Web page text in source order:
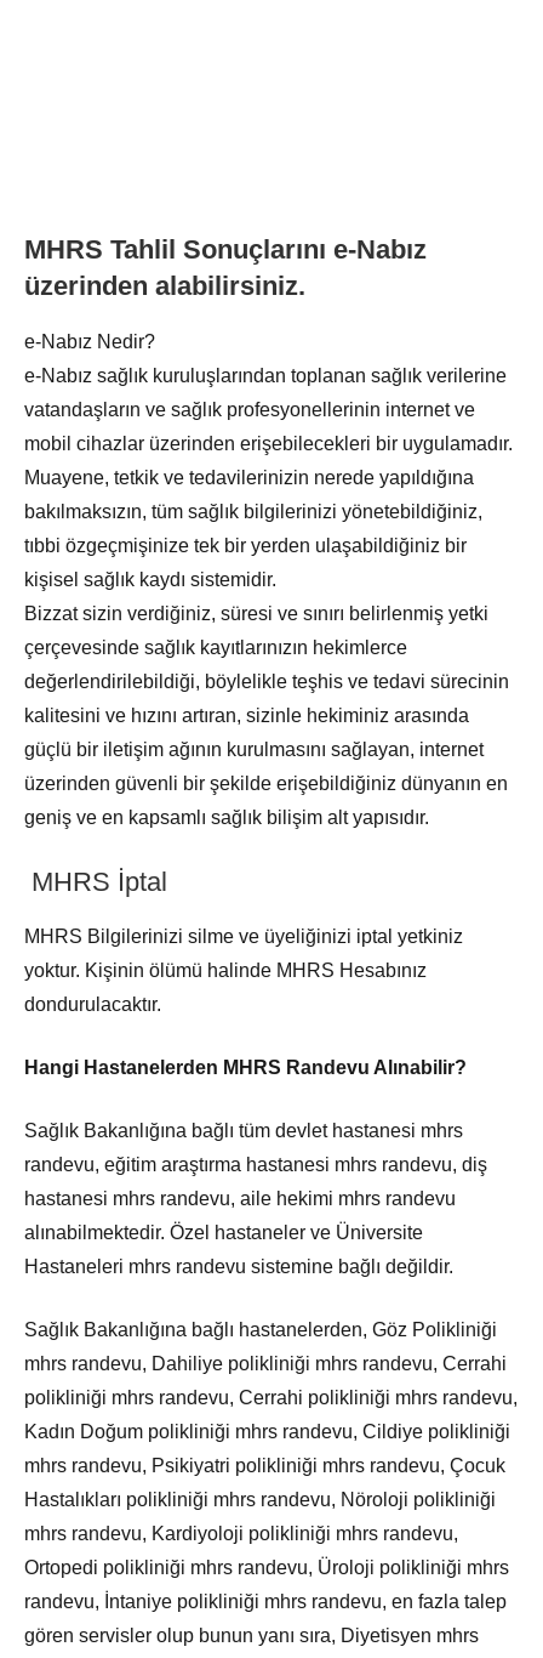
MHRS Tahlil Sonuçlarını e-Nabız
üzerinden alabilirsiniz.
e-Nabız Nedir?
e-Nabız sağlık kuruluşlarından toplanan sağlık verilerine
vatandaşların ve sağlık profesyonellerinin internet ve
mobil cihazlar üzerinden erişebilecekleri bir uygulamadır.
Muayene, tetkik ve tedavilerinizin nerede yapıldığına
bakılmaksızın, tüm sağlık bilgilerinizi yönetebildiğiniz,
tıbbi özgeçmişinize tek bir yerden ulaşabildiğiniz bir
kişisel sağlık kaydı sistemidir.
Bizzat sizin verdiğiniz, süresi ve sınırı belirlenmiş yetki
çerçevesinde sağlık kayıtlarınızın hekimlerce
değerlendirilebildiği, böylelikle teşhis ve tedavi sürecinin
kalitesini ve hızını artıran, sizinle hekiminiz arasında
güçlü bir iletişim ağının kurulmasını sağlayan, internet
üzerinden güvenli bir şekilde erişebildiğiniz dünyanın en
geniş ve en kapsamlı sağlık bilişim alt yapısıdır.
MHRS İptal
MHRS Bilgilerinizi silme ve üyeliğinizi iptal yetkiniz
yoktur. Kişinin ölümü halinde MHRS Hesabınız
dondurulacaktır.
Hangi Hastanelerden MHRS Randevu Alınabilir?
Sağlık Bakanlığına bağlı tüm devlet hastanesi mhrs
randevu, eğitim araştırma hastanesi mhrs randevu, diş
hastanesi mhrs randevu, aile hekimi mhrs randevu
alınabilmektedir. Özel hastaneler ve Üniversite
Hastaneleri mhrs randevu sistemine bağlı değildir.
Sağlık Bakanlığına bağlı hastanelerden, Göz Polikliniği
mhrs randevu, Dahiliye polikliniği mhrs randevu, Cerrahi
polikliniği mhrs randevu, Cerrahi polikliniği mhrs randevu,
Kadın Doğum polikliniği mhrs randevu, Cildiye polikliniği
mhrs randevu, Psikiyatri polikliniği mhrs randevu, Çocuk
Hastalıkları polikliniği mhrs randevu, Nöroloji polikliniği
mhrs randevu, Kardiyoloji polikliniği mhrs randevu,
Ortopedi polikliniği mhrs randevu, Üroloji polikliniği mhrs
randevu, İntaniye polikliniği mhrs randevu, en fazla talep
gören servisler olup bunun yanı sıra, Diyetisyen mhrs